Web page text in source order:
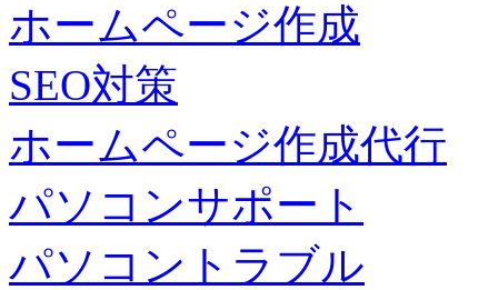
ホームページ作成
SEO対策
ホームページ作成代行
パソコンサポート
パソコントラブル